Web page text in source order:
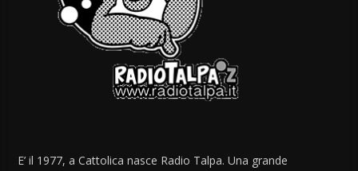
E’ il 1977, a Cattolica nasce Radio Talpa. Una grande